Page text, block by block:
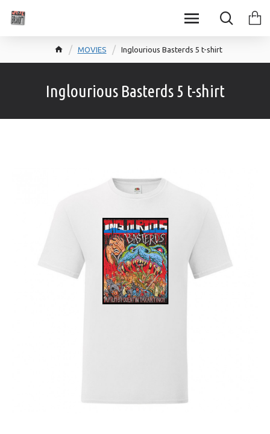
MOVIES Inglourious Basterds 5 t-shirt
Inglourious Basterds 5 t-shirt